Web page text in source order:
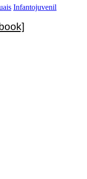
Infantojuvenil